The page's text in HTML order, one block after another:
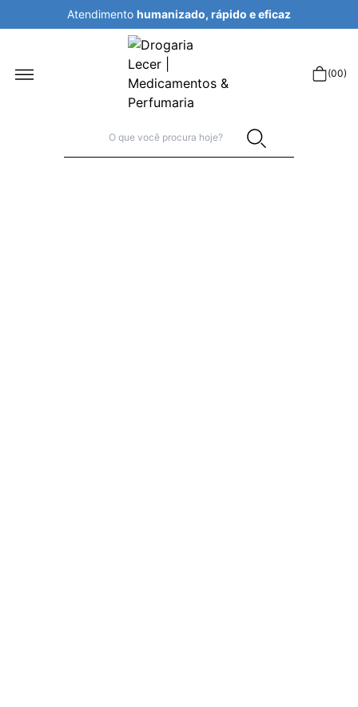
Atendimento humanizado, rápido e eficaz
(00)